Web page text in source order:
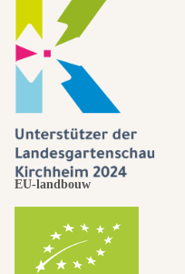
EU-landbouw